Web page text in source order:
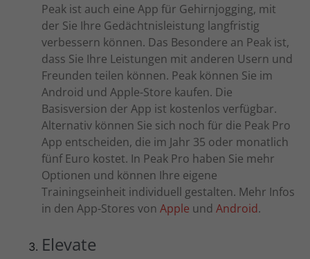
Peak ist auch eine App für Gehirnjogging, mit
der Sie Ihre Gedächtnisleistung langfristig
verbessern können. Das Besondere an Peak ist,
dass Sie Ihre Leistungen mit anderen Usern und
Freunden teilen können. Peak können Sie im
Android und Apple-Store kaufen. Die
Basisversion der App ist kostenlos verfügbar.
Alternativ können Sie sich noch für die Peak Pro
App entscheiden, die im Jahr 35 oder monatlich
fünf Euro kostet. In Peak Pro haben Sie mehr
Optionen und können Ihre eigene
Trainingseinheit individuell gestalten. Mehr Infos
in den App-Stores von Apple und Android.
Elevate